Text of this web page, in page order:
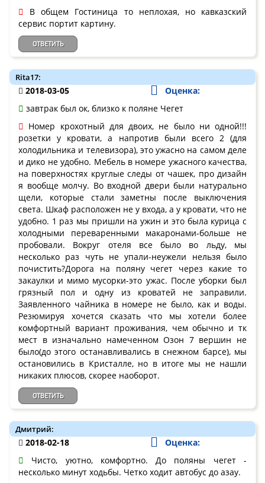
В общем Гостиница то неплохая, но кавказский
сервис портит картину.
ОТВЕТИТЬ
Rita17:
2018-03-05
Оценка:
завтрак был ок, близко к поляне Чегет
Номер крохотный для двоих, не было ни одной!!!
розетки у кровати, а напротив были всего 2 (для
холодильника и телевизора), это ужасно на самом деле
и дико не удобно. Мебель в номере ужасного качества,
на поверхностях круглые следы от чашек, про дизайн
я вообще молчу. Во входной двери были натурально
щели, которые стали заметны после выключения
света. Шкаф расположен не у входа, а у кровати, что не
удобно. 1 раз мы пришли на ужин и это была курица с
холодными переваренными макаронами-больше не
пробовали. Вокруг отеля все было во льду, мы
несколько раз чуть не упали-неужели нельзя было
почистить?Дорога на поляну чегет через какие то
закаулки и мимо мусорки-это ужас. После уборки был
грязный пол и одну из кроватей не заправили.
Заявленного чайника в номере не было, как и воды.
Резюмируя хочется сказать что мы хотели более
комфортный вариант проживания, чем обычно и тк
мест в изначально намеченном Озон 7 вершин не
было(до этого останавливались в снежном барсе), мы
остановились в Кристалле, но в итоге мы не нашли
никаких плюсов, скорее наоборот.
ОТВЕТИТЬ
Дмитрий:
2018-02-18
Оценка:
Чисто, уютно, комфортно. До поляны чегет -
несколько минут ходьбы. Четко ходит автобус до азау.